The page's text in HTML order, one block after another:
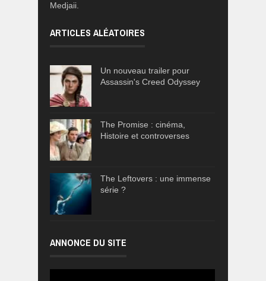
Medjaii.
ARTICLES ALÉATOIRES
Un nouveau trailer pour
Assassin's Creed Odyssey
The Promise : cinéma,
Histoire et controverses
The Leftovers : une immense
série ?
ANNONCE DU SITE